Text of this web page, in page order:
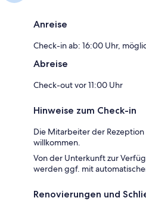
Anreise
Check-in ab: 16:00 Uhr,
Abreise
Check-out vor 11:00 Uhr
Hinweise zum Check-in
Die Mitarbeiter der
willkommen.
Von der Unterkunft zur
werden ggf. mit
Renovierungen und